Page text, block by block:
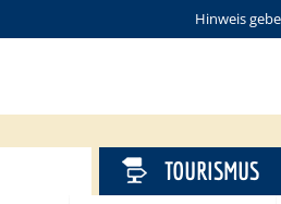
Hinweis
TOURISMUS